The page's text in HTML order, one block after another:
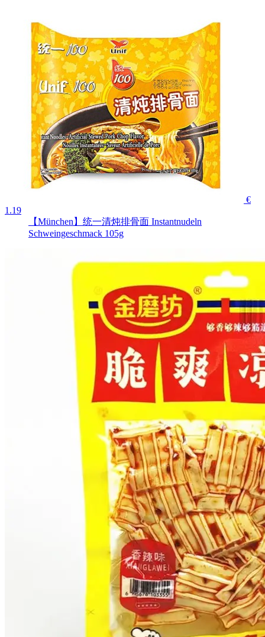
€
1.19
【München】统一清炖排骨面 Instantnudeln
Schweingeschmack 105g